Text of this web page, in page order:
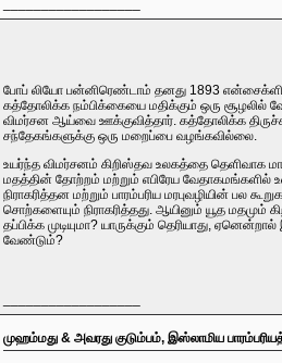
போப் லியோ பன்னிரெண்டாம் தனது 1893
கத்தோலிக்க நம்பிக்கையை மதிக்கும் ஒரு
விமர்சன ஆய்வை ஊக்குவித்தார். கத்தோலிக்க
சந்தேகங்களுக்கு ஒரு மறைப்பை வழங்கவில்லை.
உயர்ந்த விமர்சனம் கிறிஸ்தவ உலகத்தை தெளிவாக
மதத்தின் தோற்றம் மற்றும் எபிரேய வேதாகமங்களில்
நிராகரித்தன மற்றும் பாரம்பரிய மரபுவழியின் பல
சொற்களையும் நிராகரித்தது. ஆயினும் யூத
தப்பிக்க முடியுமா? யாருக்கும் தெரியாது,
வேண்டும்?
முஹம்மது & அவரது குடும்பம், இஸ்லாமிய